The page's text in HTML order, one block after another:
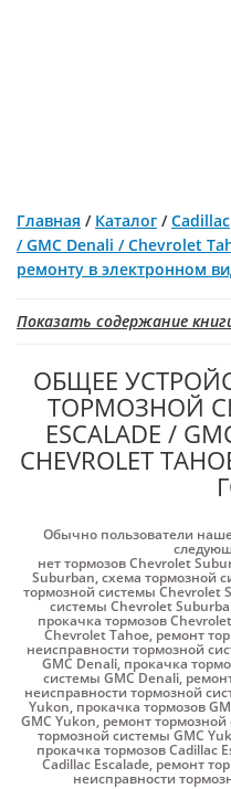
Главная / Каталог /Cadillac
/ GMC Denali / Chevrolet
ремонту в электронном
Показать содержание
ОБЩЕЕ
ТОРМОЗНОЙ
ESCALADE /
CHEVROLET
Обычно пользователи
нет тормозов Chevrolet
Suburban,схема тормозной
тормозной системы Chevrolet
системы Chevrolet
прокачка тормозов
Chevrolet Tahoe, ремонт
неисправности тормозной
GMC Denali, прокачка
системы GMC Denali,
неисправности тормозной
Yukon, прокачка тормозов
GMC Yukon, ремонт
тормозной системы GMC
прокачка тормозов Cadillac
Cadillac Escalade, ремонт
неисправности